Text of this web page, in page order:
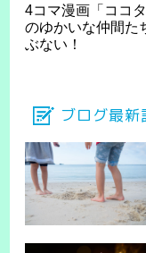
4コマ漫画「ココ
のゆかいな仲間た
ぶない！
ブログ最新